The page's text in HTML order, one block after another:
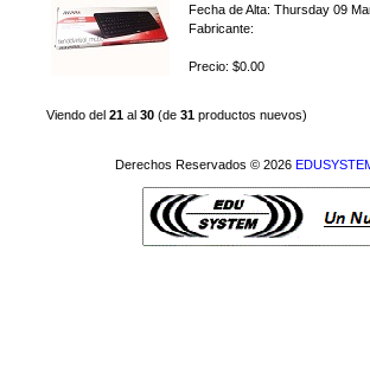
Fecha de Alta: Thursday 09
Fabricante:
Precio: $0.00
Viendo del 21 al 30 (de 31 productos nuevos)
Derechos Reservados © 2026